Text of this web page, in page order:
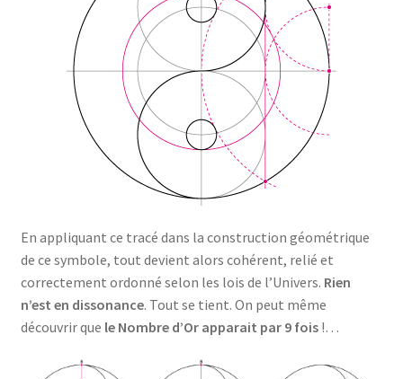
En appliquant ce tracé dans la construction géométrique
de ce symbole, tout devient alors cohérent, relié et
correctement ordonné selon les lois de l’Univers. Rien
n’est en dissonance. Tout se tient. On peut même
découvrir que le Nombre d’Or apparait par 9 fois!…